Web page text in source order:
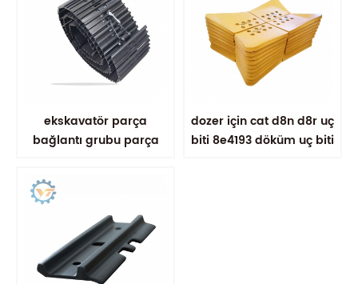
ekskavatör parça
bağlantı grubu parça
dozer için cat d8n d8r uç
biti 8e4193 döküm uç biti